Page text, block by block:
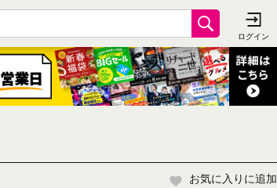
お気に入りに追加